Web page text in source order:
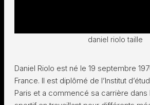
daniel riolo taille
Daniel Riolo est né le 19 septembre
France. Il est diplômé de l’Institut
Paris et a commencé sa carrière dans